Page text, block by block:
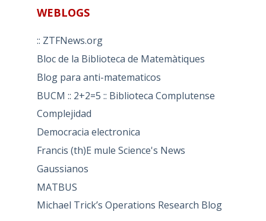
WEBLOGS
:: ZTFNews.org
Bloc de la Biblioteca de Matemàtiques
Blog para anti-matematicos
BUCM :: 2+2=5 :: Biblioteca Complutense
Complejidad
Democracia electronica
Francis (th)E mule Science's News
Gaussianos
MATBUS
Michael Trick’s Operations Research Blog